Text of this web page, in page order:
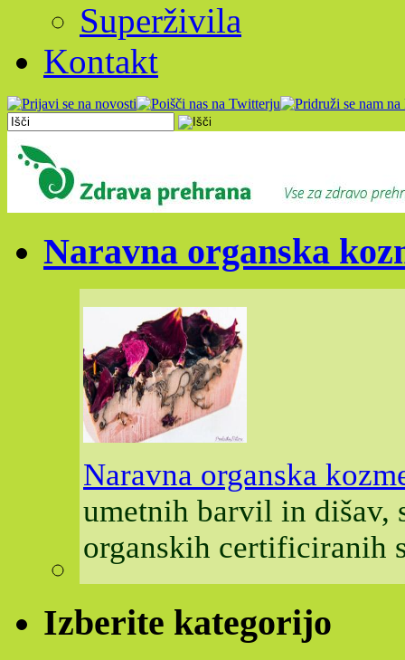
Superživila
Kontakt
Naravna organska
Naravna organska
umetnih barvil in dišav,
organskih certificiranih
Izberite kategorijo